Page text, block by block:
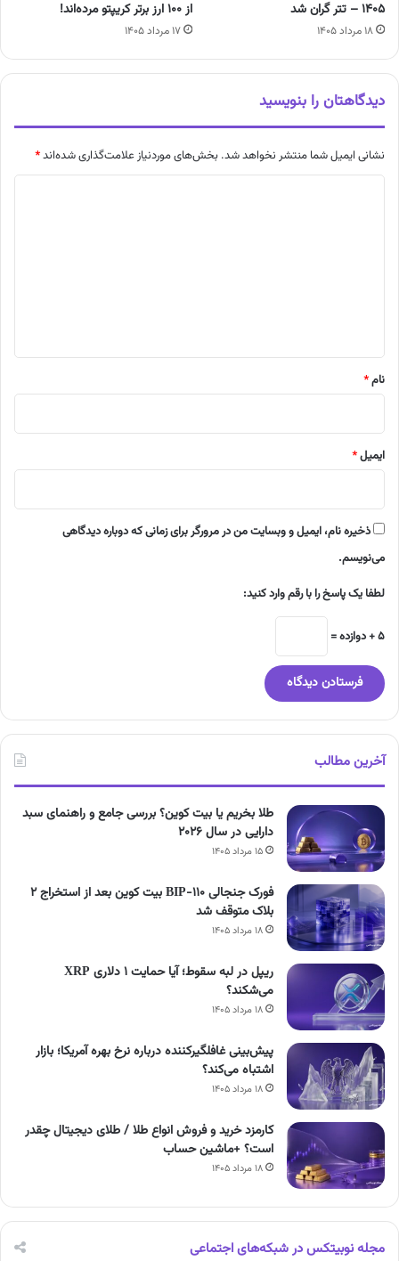
۱۴۰۵ – تتر گران شد
۱۸ مرداد ۱۴۰۵
از ۱۰۰ ارز برتر کریپتو مرده‌اند!
۱۷ مرداد ۱۴۰۵
دیدگاهتان را بنویسید
نشانی ایمیل شما منتشر نخواهد شد. بخش‌های موردنیاز علامت‌گذاری شده‌اند*
نام*
ایمیل*
ذخیره نام، ایمیل و وبسایت من در مرورگر برای زمانی که دوباره دیدگاهی
می‌نویسم.
لطفا یک پاسخ را با رقم وارد کنید:
5 + دوازده =
آخرین مطالب
طلا بخریم یا بیت کوین؟ بررسی جامع و راهنمای سبد
دارایی در سال ۲۰۲۶
۱۵ مرداد ۱۴۰۵
فورک جنجالی BIP-110 بیت کوین بعد از استخراج ۲
بلاک متوقف شد
۱۸ مرداد ۱۴۰۵
ریپل در لبه سقوط؛ آیا حمایت ۱ دلاری XRP
می‌شکند؟
۱۸ مرداد ۱۴۰۵
پیش‌بینی غافلگیرکننده درباره نرخ بهره آمریکا؛ بازار
اشتباه می‌کند؟
۱۸ مرداد ۱۴۰۵
کارمزد خرید و فروش انواع طلا / طلای دیجیتال چقدر
است؟ +‌ماشین حساب
۱۸ مرداد ۱۴۰۵
مجله نوبیتکس در شبکه‌های اجتماعی